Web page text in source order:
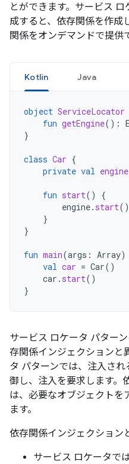
とができます。サービス ロ
成すると、依存関係を作成
関係をオンデマンドで提供
Kotlin Java
object ServiceLocator
fun getEngine():
}
class Car {
private val engine
fun start()
{
engine. start()
}
}
fun main(args : Array)
val car = Car()
car . start()
}
サービス ロケータ パター
存関係インジェクションと
タ パターンでは、注入さ
御し、注入を要求します。
は、必要なオブジェクトを
ます。
依存関係インジェクション
サービス ロケータで